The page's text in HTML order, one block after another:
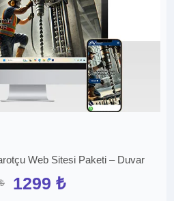
Web Sitesi Paketi – Duvar
1299 ₺